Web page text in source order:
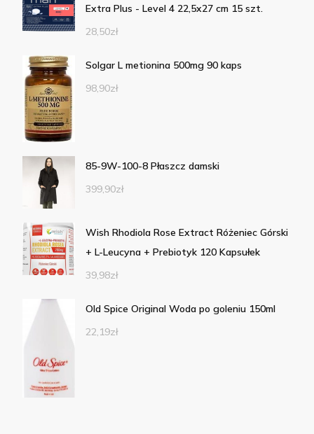
Extra Plus - Level 4 22,5x27 cm 15 szt.
28,50zł
Solgar L metionina 500mg 90 kaps
98,90zł
85-9W-100-8 Płaszcz damski
399,90zł
Wish Rhodiola Rose Extract Różeniec Górski
+ L-Leucyna + Prebiotyk 120 Kapsułek
39,98zł
Old Spice Original Woda po goleniu 150ml
22,19zł